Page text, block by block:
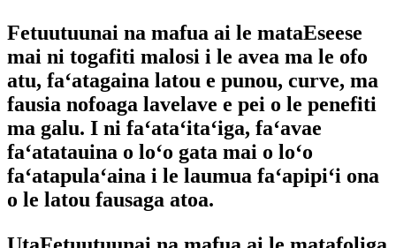
Fetuutuunai na mafua ai le mataEseese
mai ni togafiti malosi i le avea ma le ofo
atu, faʻatagaina latou e punou, curve, ma
fausia nofoaga lavelave e pei o le penefiti
ma galu. I ni faʻataʻitaʻiga, faʻavae
faʻatatauina o loʻo gata mai o loʻo
faʻatapulaʻaina i le laumua faʻapipiʻi ona
o le latou fausaga atoa.